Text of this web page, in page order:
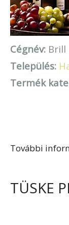
Cégnév: Brill
Település:
Termék
További
TÜSKE